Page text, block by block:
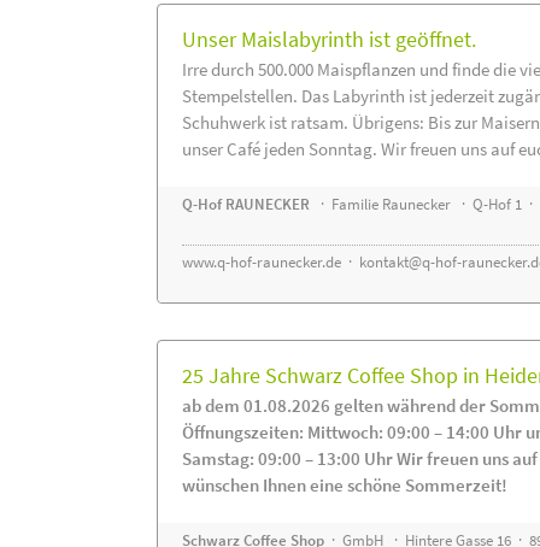
Unser Maislabyrinth ist geöffnet.
Irre durch 500.000 Maispflanzen und finde die
Stempelstellen. Das Labyrinth ist jederzeit
Schuhwerk ist ratsam. Übrigens: Bis zur
unser Café jeden Sonntag. Wir freuen uns auf
Q-Hof RAUNECKER · Familie Raunecker · Q-Hof 1
www.q-hof-raunecker.de · kontakt@q-hof-
25 Jahre Schwarz Coffee Shop in
ab dem 01.08.2026 gelten während der
Öffnungszeiten: Mittwoch: 09:00 – 14:00 Uhr
Samstag: 09:00 – 13:00 Uhr Wir freuen uns
wünschen Ihnen eine schöne Sommerzeit!
Schwarz Coffee Shop · GmbH · Hintere Gasse 16 ·